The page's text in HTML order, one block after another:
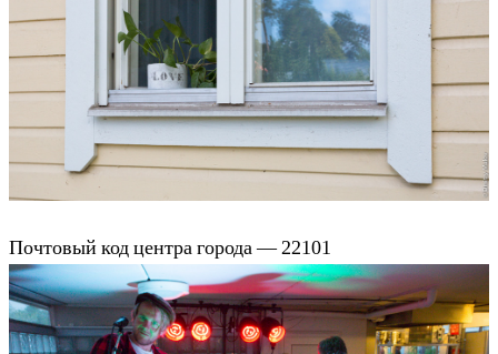
Почтовый код центра города — 22101